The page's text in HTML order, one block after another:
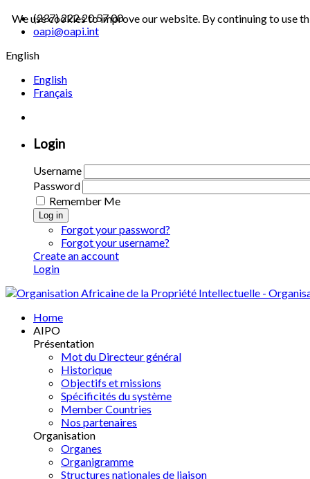
(237) 222 20 57 00
oapi@oapi.int
English
English
Français
Login
Username
Password
Remember Me
Log in
Forgot your password?
Forgot your username?
Create an account
Login
Home
AIPO
Présentation
Mot du Directeur général
Historique
Objectifs et missions
Spécificités du système
Member Countries
Nos partenaires
Organisation
Organes
Organigramme
Structures nationales de liaison
We use cookies to improve our website. By continuing to use